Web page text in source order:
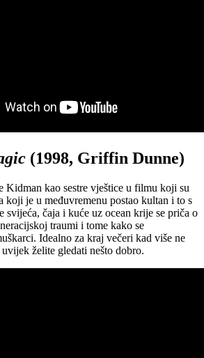
(1998, Griffin Dunne)
Kidman kao sestre vještice u filmu koji su
koji je u međuvremenu postao kultan i to s
svijeća, čaja i kuće uz ocean krije se priča o
traumi i tome kako se
Idealno za kraj večeri kad više ne
želite gledati nešto dobro.